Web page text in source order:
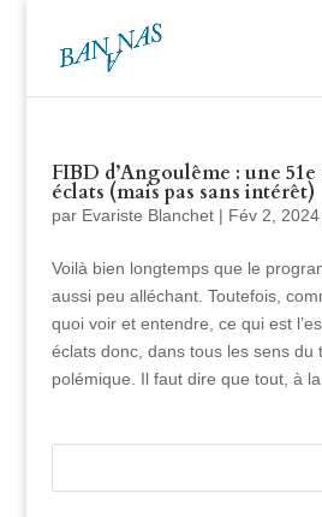
FIBD d’Angoulême : une
éclats (mais pas sans intérêt)
par Evariste Blanchet| Fév 2, 2024
Voilà bien longtemps que le
aussi peu alléchant. Toutefois,
quoi voir et entendre, ce qui est
éclats donc, dans tous les sens du
polémique. Il faut dire que tout, à